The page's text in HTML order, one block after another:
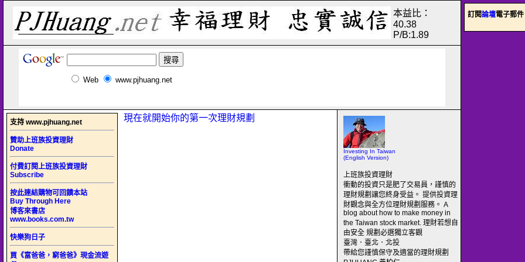
本益比：
40.38
P/B:1.89
Web www.pjhuang.net
Investing In Taiwan
(English Version)
上班族投資理財
衝動的投資只是肥了交易員，謹慎的
理財規劃讓您終身受益。 提供投資理
財觀念與全方位理財規劃服務。 A
blog about how to make money in
the Taiwan stock market. 理財若想自
由安全 規劃必選獨立客觀
臺灣．臺北．北投
帶給您謹慎保守及適當的理財規劃
支持 www.pjhuang.net
贊助上班族投資理財
Donate
付費訂閱上班族投資理財
Subscribe
按此連結購物可回饋本站
Buy Through Here
博客來書店
www.books.com.tw
快樂狗日子
買《富爸爸，窮爸爸》現金流遊
現在就開始你的第一次理財規劃
訂閱論壇電子郵